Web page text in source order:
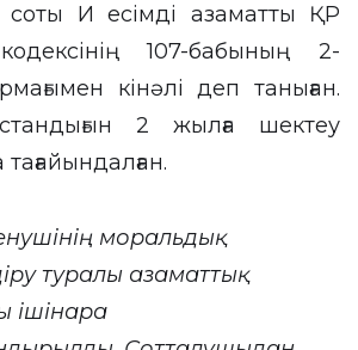
И есімді азаматты ҚР
107-бабының 2-
кінәлі деп таныған.
2 жылға шектеу
моральдық
туралы азаматтық
ішінара